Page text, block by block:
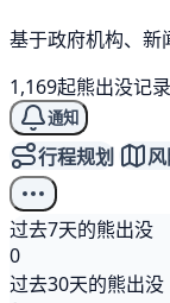
基于政府机构、新
1,169起熊出没记录
通知
行程规划
过去7天的熊出没
0
过去30天的熊出没